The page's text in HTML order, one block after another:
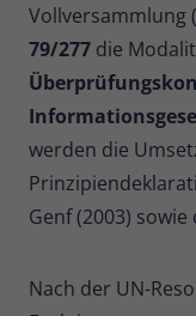
Vollversammlung
79/277 die
werden die
Genf (2003) sowie
Nach der UN-